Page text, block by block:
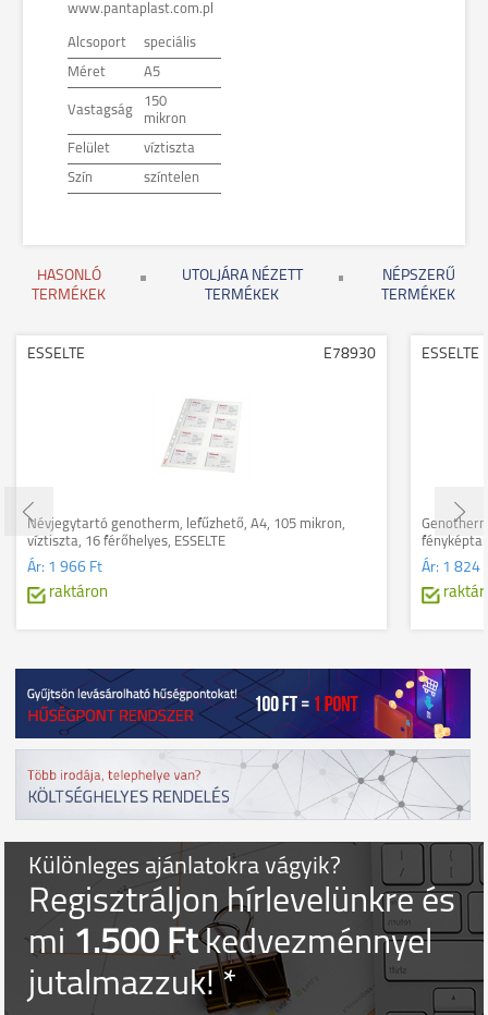
www.pantaplast.com.pl
Alcsoport speciális
Méret A5
Vastagság
150
mikron
Felület víztiszta
Szín színtelen
HASONLÓ
TERMÉKEK
UTOLJÁRA NÉZETT
TERMÉKEK
NÉPSZERŰ
TERMÉKEK
ESSELTE E78930
Névjegytartó genotherm, lefűzhető, A4, 105 mikron,
víztiszta, 16 férőhelyes, ESSELTE
Ár: 1 966 Ft
raktáron
ESSELTE
Ár: 1 824
Különleges ajánlatokra vágyik?
Regisztráljon hírlevelünkre és
mi1.500 Ftkedvezménnyel
jutalmazzuk! *